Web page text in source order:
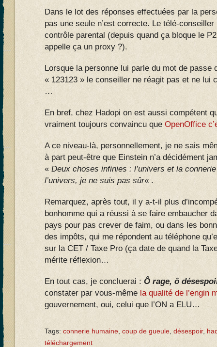
Dans le lot des réponses effectuées par la
pas une seule n’est correcte. Le télé-conseiller
contrôle parental (depuis quand ça bloque le
appelle ça un proxy ?).
Lorsque la personne lui parle du mot de passe
« 123123 » le conseiller ne réagit pas et ne lui
…
En bref, chez Hadopi on est aussi compétent
vraiment toujours convaincu que OpenOffice
A ce niveau-là, personnellement, je ne sais
à part peut-être que Einstein n’a décidément
« Deux choses infinies : l’univers et la
l’univers, je ne suis pas sûr« .
Remarquez, après tout, il y a-t-il plus
bonhomme qui a réussi à se faire embaucher
pays pour pas crever de faim, ou dans les
des impôts, qui me répondent au téléphone
sur la CET / Taxe Pro (ça date de quand la
mérite réflexion…
En tout cas, je concluerai : Ô rage, ô
constater par vous-même la qualité de l’engin
gouvernement, oui, celui que l’ON a ELU…
Tags: connerie humaine coup de gueule désespoir,
téléchargement